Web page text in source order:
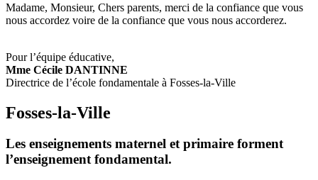
Madame, Monsieur, Chers parents, merci de la confiance que vous
nous accordez voire de la confiance que vous nous accorderez.
Pour l’équipe éducative,
Mme Cécile DANTINNE
Directrice de l’école fondamentale à Fosses-la-Ville
Fosses-la-Ville
Les enseignements maternel et primaire forment
l’enseignement fondamental.